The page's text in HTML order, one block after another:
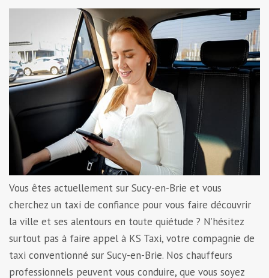
Vous êtes actuellement sur Sucy-en-Brie et vous
cherchez un taxi de confiance pour vous faire découvrir
la ville et ses alentours en toute quiétude ? N’hésitez
surtout pas à faire appel à KS Taxi, votre compagnie de
taxi conventionné sur Sucy-en-Brie. Nos chauffeurs
professionnels peuvent vous conduire, que vous soyez